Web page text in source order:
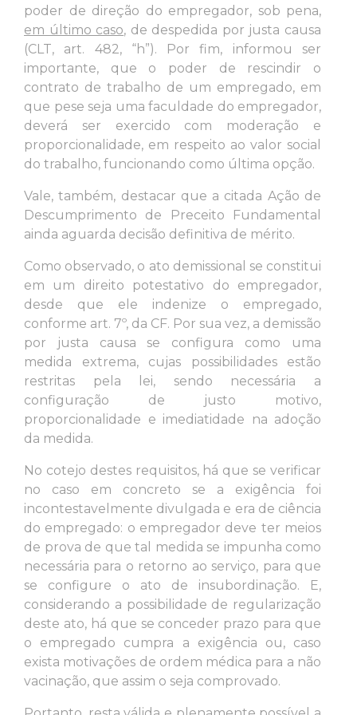
poder de direção do empregador, sob pena,
em último caso, de despedida por justa causa
(CLT, art. 482, “h”). Por fim, informou ser
importante, que o poder de rescindir o
contrato de trabalho de um empregado, em
que pese seja uma faculdade do empregador,
deverá ser exercido com moderação e
proporcionalidade, em respeito ao valor social
do trabalho, funcionando como última opção.
Vale, também, destacar que a citada Ação de
Descumprimento de Preceito Fundamental
ainda aguarda decisão definitiva de mérito.
Como observado, o ato demissional se constitui
em um direito potestativo do empregador,
desde que ele indenize o empregado,
conforme art. 7º, da CF. Por sua vez, a demissão
por justa causa se configura como uma
medida extrema, cujas possibilidades estão
restritas pela lei, sendo necessária a
configuração de justo motivo,
proporcionalidade e imediatidade na adoção
da medida.
No cotejo destes requisitos, há que se verificar
no caso em concreto se a exigência foi
incontestavelmente divulgada e era de ciência
do empregado: o empregador deve ter meios
de prova de que tal medida se impunha como
necessária para o retorno ao serviço, para que
se configure o ato de insubordinação. E,
considerando a possibilidade de regularização
deste ato, há que se conceder prazo para que
o empregado cumpra a exigência ou, caso
exista motivações de ordem médica para a não
vacinação, que assim o seja comprovado.